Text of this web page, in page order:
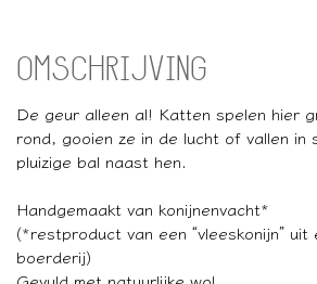
OMSCHRIJVING
De geur alleen al! Katten spelen hier
rond, gooien ze in de lucht of vallen in
pluizige bal naast hen.
Handgemaakt van konijnenvacht*
(*restproduct van een “vleeskonijn” uit
boerderij)